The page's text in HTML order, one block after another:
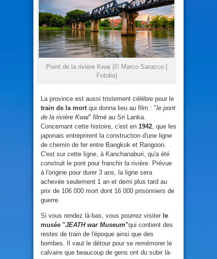
Point de la rivière Kwai (© Marco Saracco |
Fotolia)
La province est aussi tristement célèbre pour le
train de la mortqui donna lieu au film : "le pont
de la rivière Kwai" filmé au Sri Lanka.
Concernant cette histoire, c'est en 1942, que les
japonais entreprirent la construction d'une ligne
de chemin de fer entre Bangkok et Rangoon.
C'est sur cette ligne, à Kanchanaburi, qu'a été
construit le pont pour franchir la rivière. Prévue
à l'origine pour durer 3 ans, la ligne sera
achevée seulement 1 an et demi plus tard au
prix de 106 000 mort dont 16 000 prisonniers de
guerre.
Si vous rendez là-bas, vous pourrez visiter le
musée "JEATH war Museum"qui contient des
restes de train de l'époque ainsi que des
bombes. Il vaut le détour pour se remémorer le
calvaire que beaucoup de gens ont du subir là-